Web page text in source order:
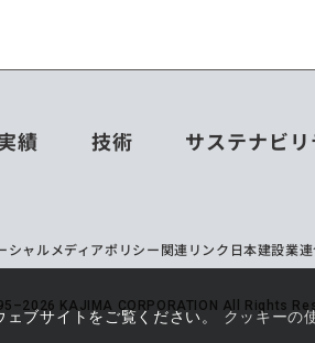
ブサイトをご覧ください。 クッキーの
績 技術 サステナビリ
シャルメディアポリシー関連リンク 日本建設業
KAJIMA CORPORATION All Rights